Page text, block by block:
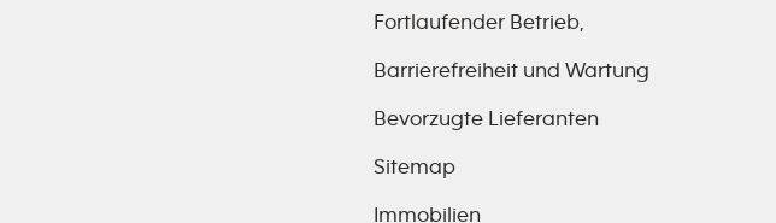
Fortlaufender Betrieb,
Barrierefreiheit und Wartung
Bevorzugte Lieferanten
Sitemap
Immobilien